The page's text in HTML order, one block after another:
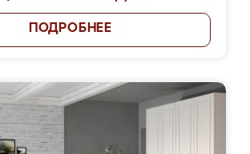
ПОДРОБНЕЕ